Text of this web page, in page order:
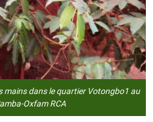
mains dans le quartier Votongbo1 au
Oxfam RCA